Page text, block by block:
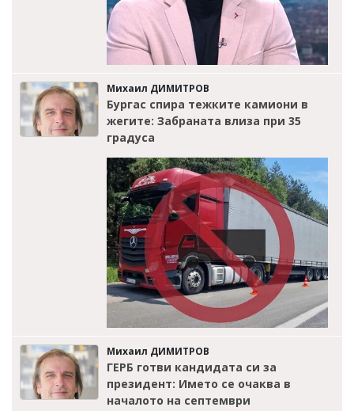
Михаил ДИМИТРОВ
Бургас спира тежките камиони в
жегите: Забраната влиза при 35
градуса
Михаил ДИМИТРОВ
ГЕРБ готви кандидата си за
президент: Името се очаква в
началото на септември